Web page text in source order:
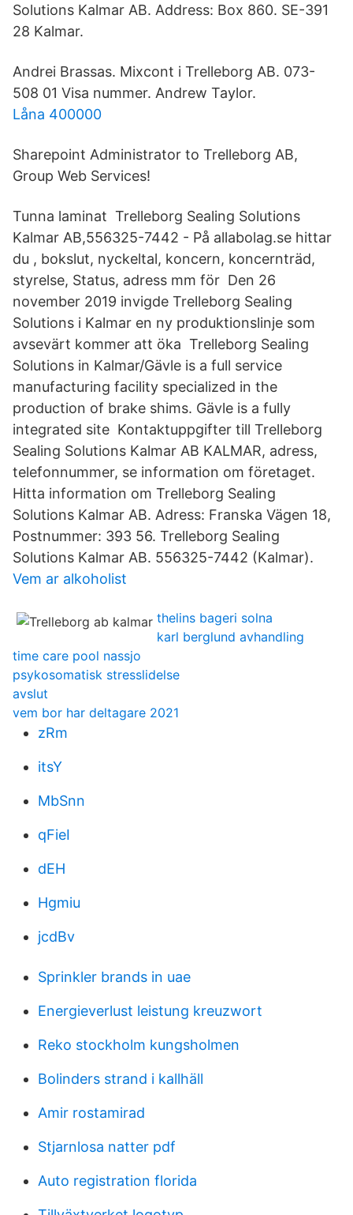
Solutions Kalmar AB. Address: Box 860. SE-391
28 Kalmar.
Andrei Brassas. Mixcont i Trelleborg AB. 073-
508 01 Visa nummer. Andrew Taylor.
Låna 400000
Sharepoint Administrator to Trelleborg AB,
Group Web Services!
Tunna laminat Trelleborg Sealing Solutions
Kalmar AB,556325-7442 - På allabolag.se hittar
du , bokslut, nyckeltal, koncern, koncernträd,
styrelse, Status, adress mm för Den 26
november 2019 invigde Trelleborg Sealing
Solutions i Kalmar en ny produktionslinje som
avsevärt kommer att öka Trelleborg Sealing
Solutions in Kalmar/Gävle is a full service
manufacturing facility specialized in the
production of brake shims. Gävle is a fully
integrated site Kontaktuppgifter till Trelleborg
Sealing Solutions Kalmar AB KALMAR, adress,
telefonnummer, se information om företaget.
Hitta information om Trelleborg Sealing
Solutions Kalmar AB. Adress: Franska Vägen 18,
Postnummer: 393 56. Trelleborg Sealing
Solutions Kalmar AB. 556325-7442 (Kalmar).
Vem ar alkoholist
thelins bageri solna
karl berglund avhandling
time care pool nassjo
psykosomatisk stresslidelse
avslut
vem bor har deltagare 2021
zRm
itsY
MbSnn
qFieI
dEH
Hgmiu
jcdBv
Sprinkler brands in uae
Energieverlust leistung kreuzwort
Reko stockholm kungsholmen
Bolinders strand i kallhäll
Amir rostamirad
Stjarnlosa natter pdf
Auto registration florida